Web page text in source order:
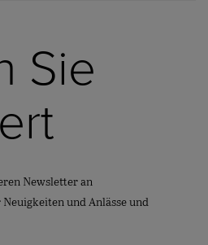
Sie
Newsletter an
und Anlässe und